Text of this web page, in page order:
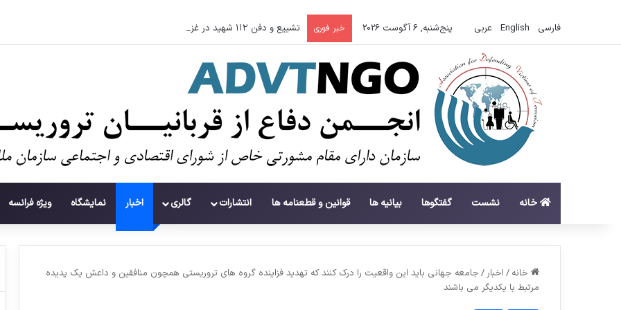
فارسی English عربي پنج‌شنبه, 6 آگوست 2026 خبر فوری تشییع و دفن ۱۱۲ شهید در غزه پس از سه سال
خانه نشست گفتگوها بیانیه ها قوانین و قطعنامه ها انتشارات گالری اخبار نمایشگاه ویژه فرانسه
خانه / اخبار/ جامعه جهانی باید این واقعیت را درک کنند که تهدید فزاینده گروه های تروریستی همچون منافقین و داعش یک پدیده
مرتبط با یکدیگر می باشند